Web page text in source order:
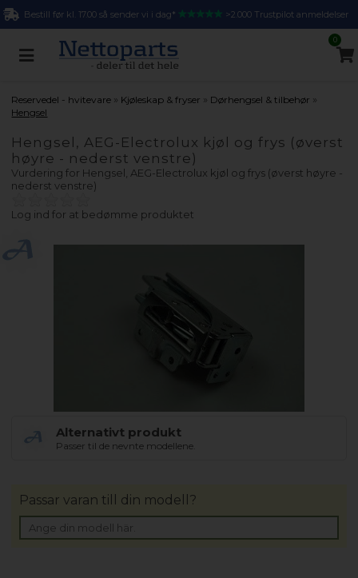
Bestill før kl. 17.00 så sender vi i dag* >2.000 Trustpilot anmeldelser
0
Reservedel - hvitevare » Kjøleskap & fryser » Dørhengsel & tilbehør »
Hengsel
Hengsel, AEG-Electrolux kjøl og frys (øverst
høyre - nederst venstre)
Vurdering for Hengsel, AEG-Electrolux kjøl og frys (øverst høyre -
nederst venstre)
Log ind for at bedømme produktet
Alternativt produkt
Passer til de nevnte modellene.
Passar varan till din modell?